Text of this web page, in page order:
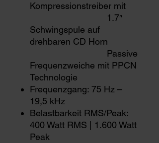
Kompressionstreiber mit
1.7″
Schwingspule auf
drehbaren CD Horn
Passive
Frequenzweiche mit PPCN
Technologie
Frequenzgang: 75 Hz –
19,5 kHz
Belastbarkeit RMS/Peak:
400 Watt RMS | 1.600 Watt
Peak